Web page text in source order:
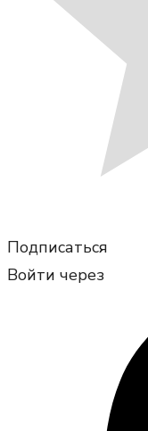
Подписаться
Войти через